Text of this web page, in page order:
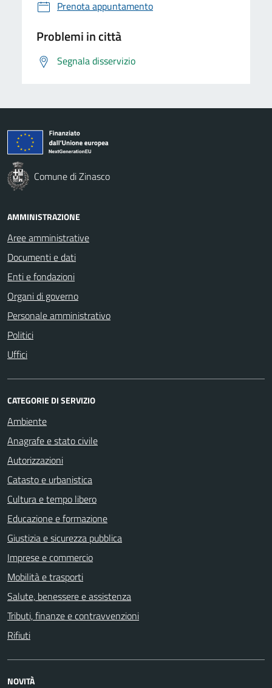
Prenota appuntamento
Problemi in città
Segnala disservizio
Comune di Zinasco
AMMINISTRAZIONE
Aree amministrative
Documenti e dati
Enti e fondazioni
Organi di governo
Personale amministrativo
Politici
Uffici
CATEGORIE DI SERVIZIO
Ambiente
Anagrafe e stato civile
Autorizzazioni
Catasto e urbanistica
Cultura e tempo libero
Educazione e formazione
Giustizia e sicurezza pubblica
Imprese e commercio
Mobilità e trasporti
Salute, benessere e assistenza
Tributi, finanze e contravvenzioni
Rifiuti
NOVITÀ